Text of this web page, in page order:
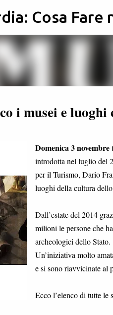
Cosa
i musei e
Domenica 3 novembre
introdotta nel luglio del
per il Turismo, Dario
luoghi della cultura
Dall’estate del 2014
milioni le persone che
archeologici dello Stato.
Un’iniziativa molto
e si sono riavvicinate al
Ecco l’elenco di tutte le